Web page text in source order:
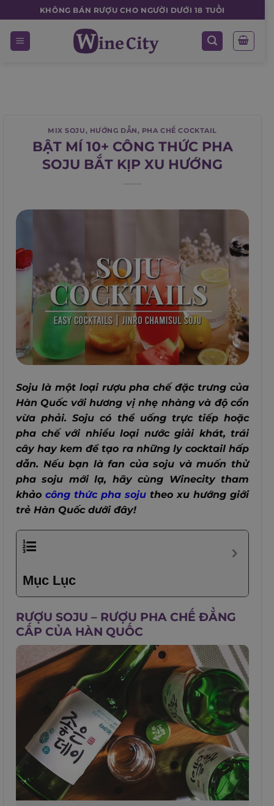
to
content
KHÔNG BÁN RƯỢU CHO NGƯỜI DƯỚI 18 TUỔI
MIX SOJU, HƯỚNG DẪN, PHA CHẾ COCKTAIL
BẬT MÍ 10+ CÔNG THỨC PHA
SOJU BẮT KỊP XU HƯỚNG
Soju là một loại rượu pha chế đặc trưng của
Hàn Quốc với hương vị nhẹ nhàng và độ cồn
vừa phải. Soju có thể uống trực tiếp hoặc
pha chế với nhiều loại nước giải khát, trái
cây hay kem để tạo ra những ly cocktail hấp
dẫn. Nếu bạn là fan của soju và muốn thử
pha soju mới lạ, hãy cùng Winecity tham
khảo công thức pha soju theo xu hướng giới
trẻ Hàn Quốc dưới đây!
Mục Lục
RƯỢU SOJU – RƯỢU PHA CHẾ ĐẲNG
CẤP CỦA HÀN QUỐC